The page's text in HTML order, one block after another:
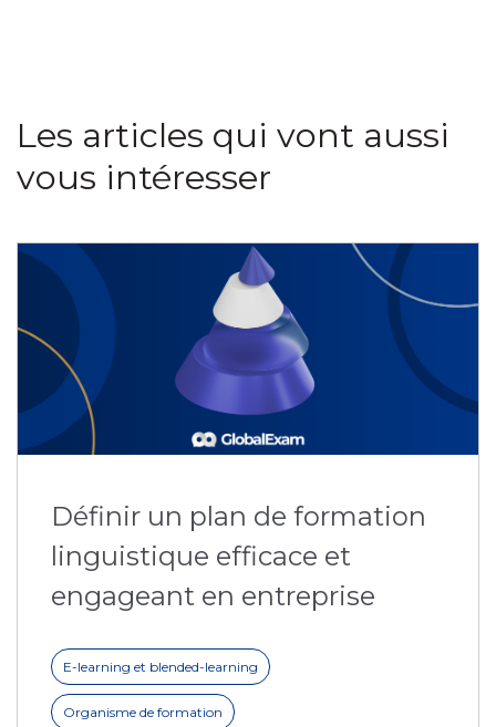
Les articles qui vont aussi
vous intéresser
Définir un plan de formation
linguistique efficace et
engageant en entreprise
E-learning et blended-learning
Organisme de formation